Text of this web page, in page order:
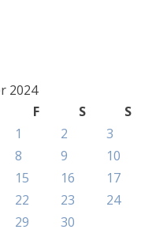
2024
F S
S
1
2
3
8 9
10
15 16
17
22 23
24
29 30